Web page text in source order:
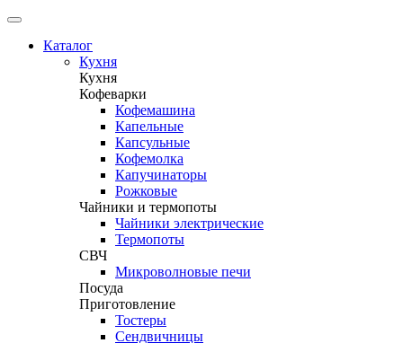
Каталог
Кухня
Кухня
Кофеварки
Кофемашина
Капельные
Капсульные
Кофемолка
Капучинаторы
Рожковые
Чайники и термопоты
Чайники электрические
Термопоты
СВЧ
Микроволновые печи
Посуда
Приготовление
Тостеры
Сендвичницы